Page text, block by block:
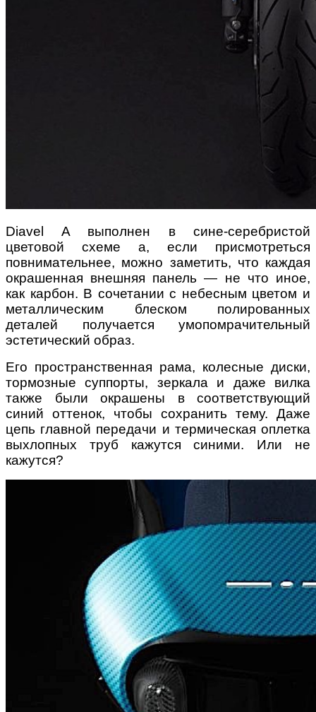
Diavel A выполнен в сине-серебристой
цветовой схеме а, если присмотреться
повнимательнее, можно заметить, что каждая
окрашенная внешняя панель — не что иное,
как карбон. В сочетании с небесным цветом и
металлическим блеском полированных
деталей получается умопомрачительный
эстетический образ.
Его пространственная рама, колесные диски,
тормозные суппорты, зеркала и даже вилка
также были окрашены в соответствующий
синий оттенок, чтобы сохранить тему. Даже
цепь главной передачи и термическая оплетка
выхлопных труб кажутся синими. Или не
кажутся?